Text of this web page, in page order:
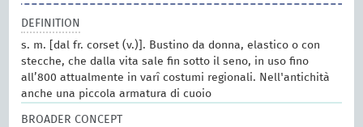
DEFINITION
s. m. [dal fr. corset (v.)]. Bustino da donna, elastico o con
stecche, che dalla vita sale fin sotto il seno, in uso fino
all’800 attualmente in varî costumi regionali. Nell'antichità
anche una piccola armatura di cuoio
BROADER CONCEPT